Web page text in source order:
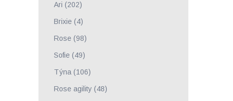
Ari (202)
Brixie(4)
Rose(98)
Sofie(49)
Týna (106)
Rose agility(48)